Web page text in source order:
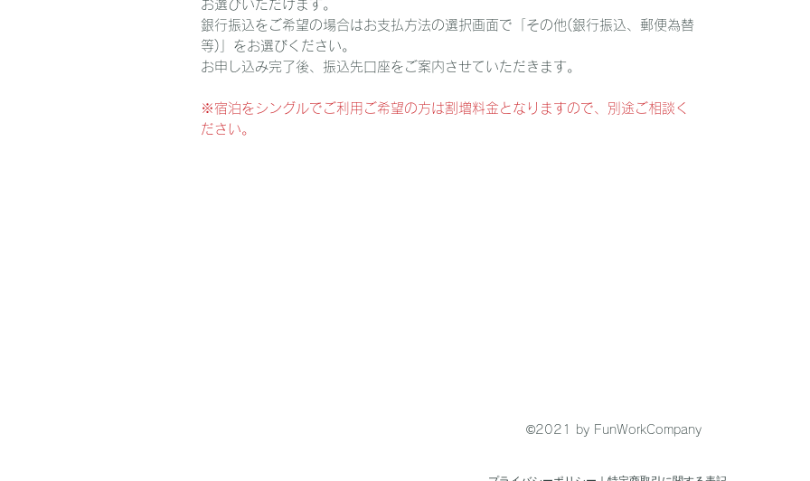
お選びいただけます。
銀行振込をご希望の場合はお支払方法の選択画面で「その他(銀行振込、郵便為替
等)」をお選びください。
お申し込み完了後、振込先口座をご案内させていただきます。
※宿泊をシングルでご利用ご希望の方は割増料金となりますので、別途ご相談く
ださい。
©2021 by FunWorkCompany